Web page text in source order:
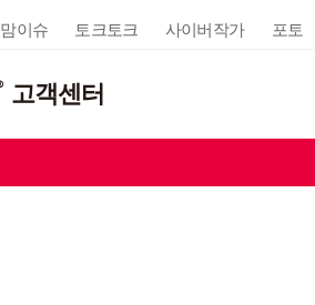
맘이슈 토크토크 사이버작가 포토
고객센터